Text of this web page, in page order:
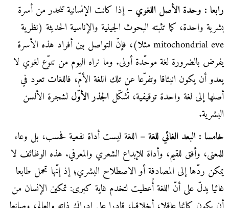
رابعا : وحدة الأصل اللغوي –إذا كانت الإنسانية تنحدر من أسرة
بشرية واحدة، كما تثبته البحوث الجينية والإناسية الحديثة (نظرية
mitochondrial eve مثلا)، فإنّ التواصل بين أفراد هذه الأسرة
يفرض بالضرورة لغة موحّدة أولى. وما نراه اليوم من تنوّع لغوي لا
يعدو أن يكون انبثاقا وتفرّعا عن تلك اللغة الأمّ، فاللغات تعود في
أصلها إلى لغة واحدة توقيفية، تُشكّل الجذر الأوّللشجرة الألسن
البشرية.
خامسا : البعد الغائي للغة – اللغة ليست أداة نفعية فحسب، بل وعاء
للمعنى، وأفق للقيم، وأداة للإبداع الشعري والمعرفي. هذه الوظائف لا
يمكن ردّها إلى المصادفة أو الاصطلاح البشري؛ إذ إنّها تحمل طابعا
غائيا يدلّ على أنّ اللغة أُعطيت لتخدم غاية كبرى: تمكين الإنسان من